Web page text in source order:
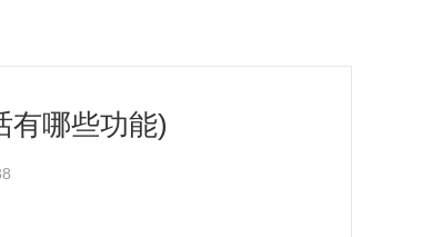
有哪些功能)